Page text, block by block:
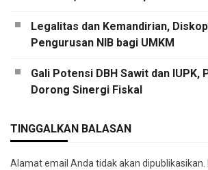
Legalitas dan Kemandirian,
Pengurusan NIB bagi UMKM
Gali Potensi DBH Sawit dan IUPK,
Dorong Sinergi Fiskal
TINGGALKAN BALASAN
Alamat email Anda tidak akan dipublikasikan.